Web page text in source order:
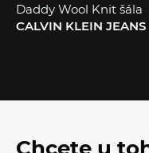
Daddy Wool Knit šála
CALVIN KLEIN JEANS